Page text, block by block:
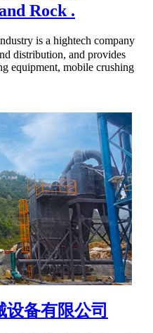
Rock .
is a hightech company
distribution, and provides
equipment, mobile crushing
备有限公司